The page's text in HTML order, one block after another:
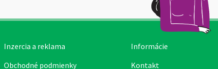
Inzercia a reklama
Obchodné podmienky
Informácie
Kontakt